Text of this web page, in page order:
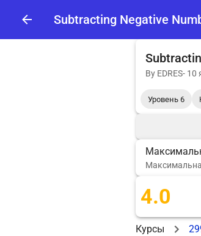
Subtracting Negative
By EDRES- 10
Уровень 6
4.0
Курсы